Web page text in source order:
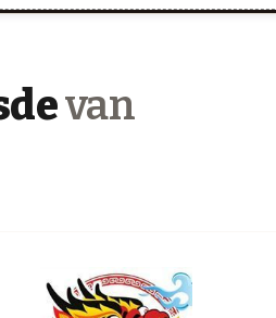
van